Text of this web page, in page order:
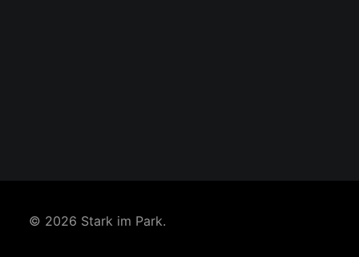
© 2026 Stark im Park.